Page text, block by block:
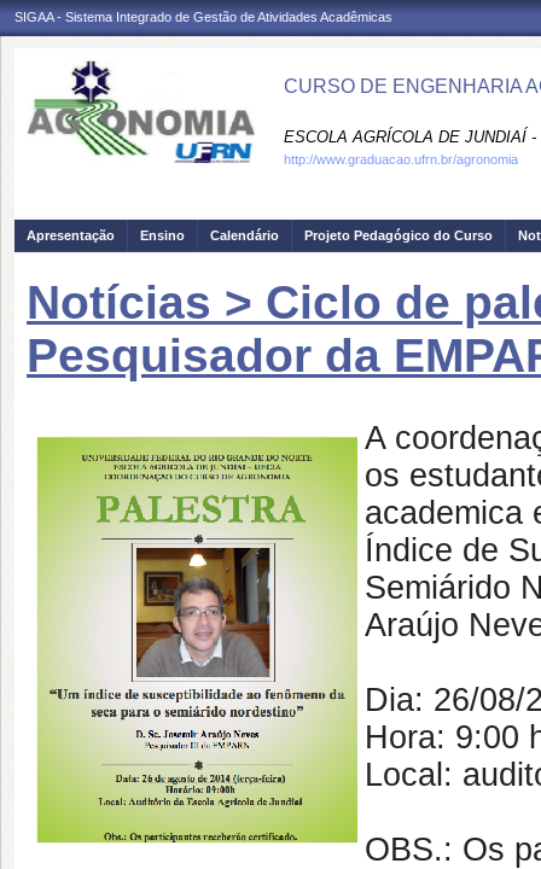
SIGAA - Sistema Integrado de Gestão de Atividades Acadêmicas
CURSO DE ENGENHARIA
ESCOLA AGRÍCOLA DE JUNDIAÍ -
http://www.graduacao.ufrn.br/agronomia
Apresentação Ensino Calendário Projeto Pedagógico do Curso
Notícias > Ciclo de
Pesquisador da
A
os
academica
Índice de
Semiárido
Araújo
Dia: 26/08/
Hora: 9:00
Local:
OBS.: Os